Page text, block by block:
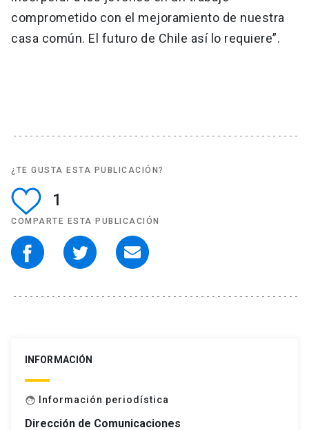
comprometido con el mejoramiento de nuestra
casa común. El futuro de Chile así lo requiere”.
¿TE GUSTA ESTA PUBLICACIÓN?
1
COMPARTE ESTA PUBLICACIÓN
INFORMACIÓN
face Información periodística
Dirección de Comunicaciones